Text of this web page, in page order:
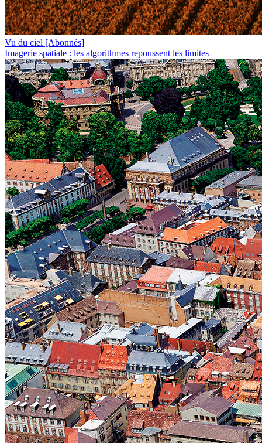
Vu du ciel [Abonnés]
Imagerie spatiale : les algorithmes repoussent les limites